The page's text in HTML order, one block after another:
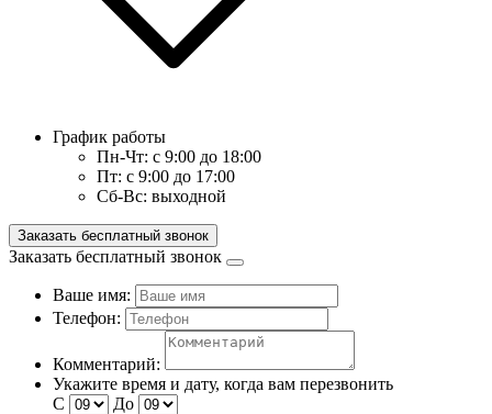
График работы
Пн-Чт: с 9:00 до 18:00
Пт: с 9:00 до 17:00
Сб-Вс: выходной
Заказать бесплатный звонок
Заказать бесплатный звонок
Ваше имя:
Телефон:
Комментарий:
Укажите время и дату, когда вам перезвонить
С
До